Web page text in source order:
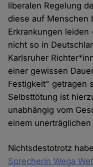
liberalen Regelung
diese auf Menschen
Erkrankungen leiden
nicht so in
Karlsruher
einer gewissen
Festigkeit" getragen
Selbsttötung ist
unabhängig vom
einem unerträglichen
Nichtsdestotrotz
Sprecherin Wega